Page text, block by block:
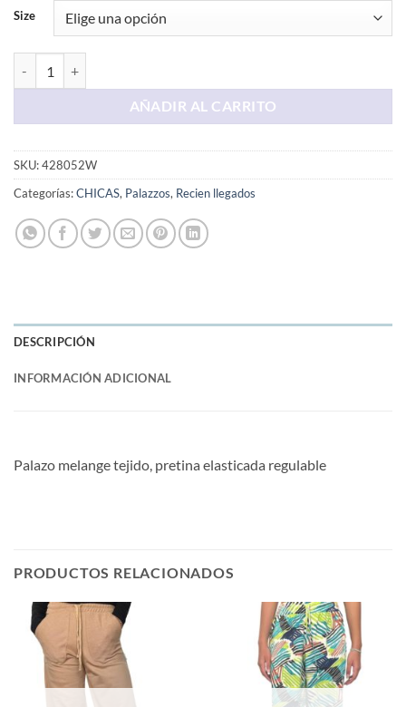
Size
AÑADIR AL CARRITO
SKU:428052W
Categorías:CHICAS, Palazzos, Recien llegados
DESCRIPCIÓN
INFORMACIÓN ADICIONAL
Palazo melange tejido, pretina elasticada regulable
PRODUCTOS RELACIONADOS